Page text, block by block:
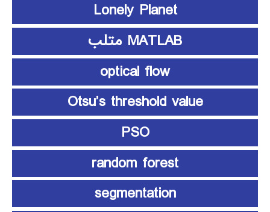
Lonely Planet
MATLAB متلب
optical flow
Otsu’s threshold value
PSO
random forest
segmentation